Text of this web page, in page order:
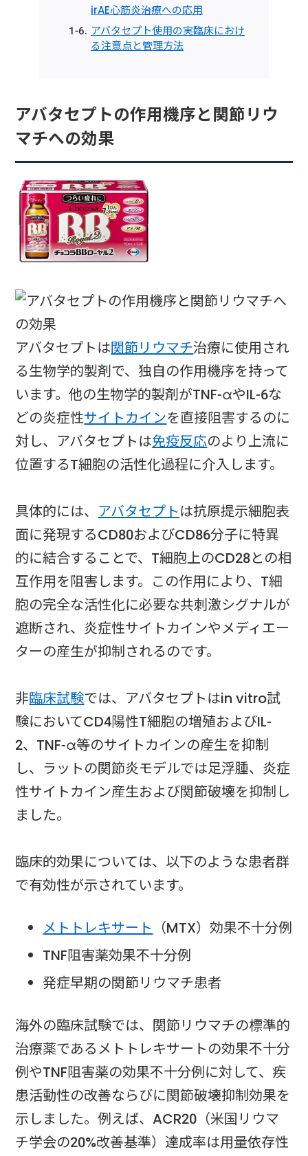
irAE心筋炎治療への応用
アバタセプト使用の実臨床におけ
る注意点と管理方法
アバタセプトの作用機序と関節リウ
マチへの効果
アバタセプトは関節リウマチ治療に使用され
る生物学的製剤で、独自の作用機序を持って
います。他の生物学的製剤がTNF-αやIL-6な
どの炎症性サイトカインを直接阻害するのに
対し、アバタセプトは免疫反応のより上流に
位置するT細胞の活性化過程に介入します。
具体的には、 アバタセプトは抗原提示細胞表
面に発現するCD80およびCD86分子に特異
的に結合することで、T細胞上のCD28との相
互作用を阻害します。この作用により、T細
胞の完全な活性化に必要な共刺激シグナルが
遮断され、炎症性サイトカインやメディエー
ターの産生が抑制されるのです。
非臨床試験では、アバタセプトはin vitro試
験においてCD4陽性T細胞の増殖およびIL-
2、TNF-α等のサイトカインの産生を抑制
し、ラットの関節炎モデルでは足浮腫、炎症
性サイトカイン産生および関節破壊を抑制し
ました。
臨床的効果については、以下のような患者群
で有効性が示されています。
メトトレキサート
（MTX）効果不十分例
TNF阻害薬効果不十分例
発症早期の関節リウマチ患者
海外の臨床試験では、関節リウマチの標準的
治療薬であるメトトレキサートの効果不十分
例やTNF阻害薬の効果不十分例に対して、疾
患活動性の改善ならびに関節破壊抑制効果を
示しました。例えば、ACR20（米国リウマ
チ学会の20%改善基準）達成率は用量依存性